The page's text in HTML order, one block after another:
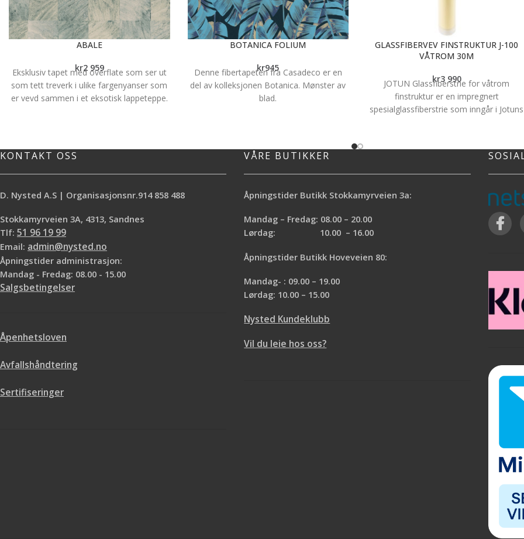
ABALE
kr2 959
Eksklusiv tapet med overflate som ser ut
som tett treverk i ulike fargenyanser som
er vevd sammen i et eksotisk lappeteppe.
Abale er en vinyltapet og er derfor vaskbar
og slitesterk, selv om denne imitasjonen
av tett treverk er svært naturtro. Baksiden
Mønsterrapport: 64cm Vi har prøvebok i
våre butikker hvis du ønsker å ta en
nærmere titt før du bestemmer deg. Og vi
hjelper deg gjerne med å regne ut hvor
mange ruller du trenger. Normal
leveringstid etter bestilling er ca.2 uker.
BOTANICA FOLIUM
kr945
Denne fibertapeten fra Casadeco er en
del av kolleksjonen Botanica. Mønster av
blad.
64cm Dette er bestillingsvare og normal
leveringstid etter bestilling er 10
virkedager. Husk å ta hensyn til
mønsterrapport når du skal beregne antall
ruller du trenger. Vi hjelper deg gjerne med
utregningen.
GLASSFIBERVEV FINSTRUKTUR J-100
VÅTROM 30M
kr3 990
JOTUN Glassfiberstrie for våtrom
finstruktur er en impregnert
spesialglassfiberstrie som inngår i Jotuns
overflate og er overmalbar med alle
Jotuns vakre farger.JOTUN
for våtrom finstruktur kan benyttes i alle
produkter i Jotuns godkjente
KONTAKT OSS
D. Nysted A.S | Organisasjonsnr.914 858 488
Stokkamyrveien 3A, 4313, Sandnes
Tlf: 51 96 19 99
Email: admin@nysted.no
Åpningstider administrasjon:
Mandag - Fredag: 08.00 - 15.00
Salgsbetingelser
Åpenhetsloven
Avfallshåndtering
Sertifiseringer
VÅRE BUTIKKER
Åpningstider Butikk Stokkamyrveien 3a:
Mandag – Fredag: 08.00 – 20.00
Lørdag: 10.00 – 16.00
Åpningstider Butikk Hoveveien 80:
Mandag- : 09.00 – 19.00
Lørdag: 10.00 – 15.00
Nysted Kundeklubb
Vil du leie hos oss?